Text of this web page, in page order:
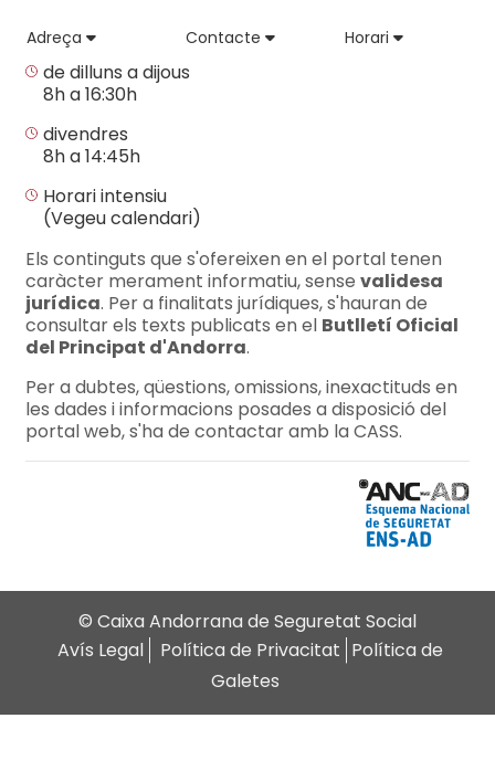
Adreça Contacte Horari
de dilluns a dijous
8h a 16:30h
divendres
8h a 14:45h
Horari intensiu
(Vegeu calendari)
Els continguts que s'ofereixen en el portal tenen
caràcter merament informatiu, sense validesa
jurídica. Per a finalitats jurídiques, s'hauran de
consultar els texts publicats en el Butlletí Oficial
del Principat d'Andorra.
Per a dubtes, qüestions, omissions, inexactituds en
les dades i informacions posades a disposició del
portal web, s'ha de contactar amb la CASS.
© Caixa Andorrana de Seguretat Social
Avís Legal
Política de Privacitat Política de
Galetes